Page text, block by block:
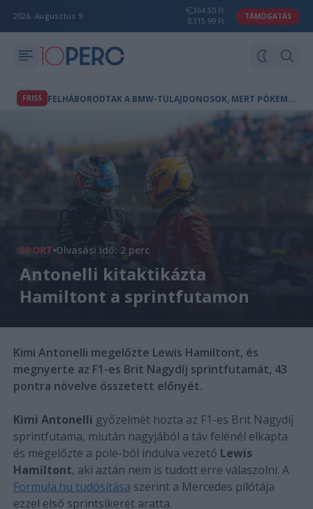
2026. Augusztus 9.
364.50 Ft
315.99 Ft
TÁMOGATÁS
FRISS F
ELHÁBORODTAK A BMW-TULAJDONOSOK, MERT PÓKEMBER-REKLÁM JELENT MEG AZ AUTÓIK FEDÉLZETI KÉPERNYŐJÉN
SPORT Olvasási idő: 2 perc
Antonelli kitaktikázta
Hamiltont a sprintfutamon
Kimi Antonelli megelőzte Lewis Hamiltont, és
megnyerte az F1-es Brit Nagydíj sprintfutamát, 43
pontra növelve összetett előnyét.
Kimi Antonelli győzelmét hozta az F1-es Brit Nagydíj
sprintfutama, miután nagyjából a táv felénél elkapta
és megelőzte a pole-ból indulva vezető Lewis
Hamiltont, aki aztán nem is tudott erre válaszolni. A
Formula.hu tudósítása szerint a Mercedes pilótája
ezzel első sprintsikerét aratta.